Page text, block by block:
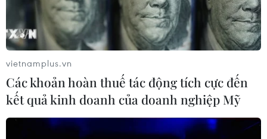
vietnamplus.vn
Các khoản hoàn thuế tác động tích cực đến
kết quả kinh doanh của doanh nghiệp Mỹ